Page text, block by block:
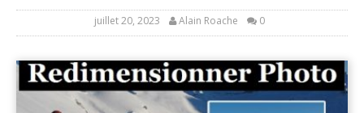
juillet 20, 2023 Alain Roache 0